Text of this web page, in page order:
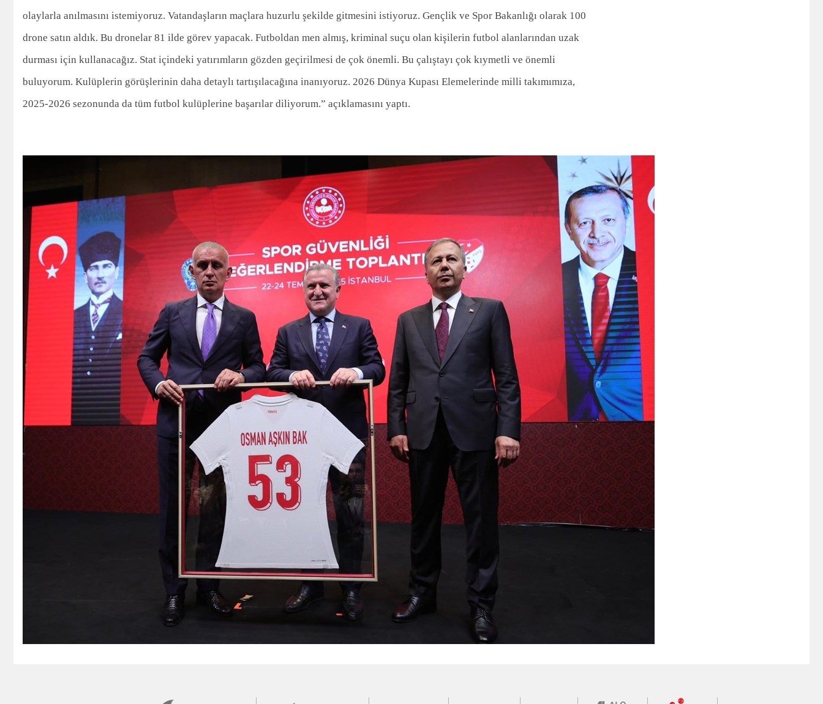
olaylarla anılmasını istemiyoruz. Vatandaşların maçlara huzurlu şekilde gitmesini istiyoruz. Gençlik ve Spor Bakanlığı olarak 100
drone satın aldık. Bu dronelar 81 ilde görev yapacak. Futboldan men almış, kriminal suçu olan kişilerin futbol alanlarından uzak
durması için kullanacağız. Stat içindeki yatırımların gözden geçirilmesi de çok önemli. Bu çalıştayı çok kıymetli ve önemli
buluyorum. Kulüplerin görüşlerinin daha detaylı tartışılacağına inanıyoruz. 2026 Dünya Kupası Elemelerinde milli takımımıza,
2025-2026 sezonunda da tüm futbol kulüplerine başarılar diliyorum.” açıklamasını yaptı.